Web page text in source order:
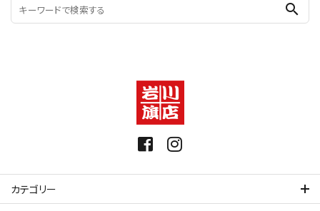
search
カテゴリー